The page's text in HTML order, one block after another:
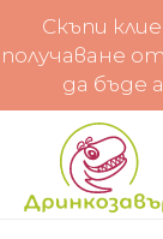
Скъпи
получаване
да бъде